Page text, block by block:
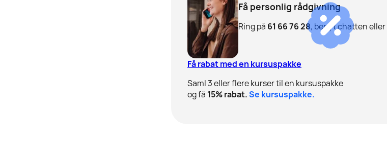
Få personlig rådgivning
Ring på 61 66 76 28, benyt chatten eller
Få rabat med en kursuspakke
Saml 3 eller flere kurser til en kursuspakke
og få 15% rabat.Se kursuspakke.